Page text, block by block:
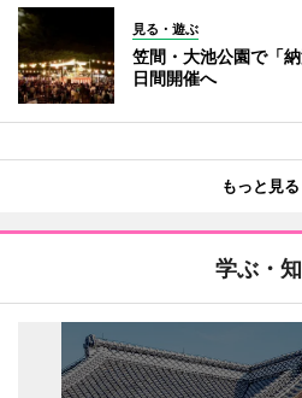
見る・遊ぶ
笠間・大池公園で「
日間開催へ
もっと見る
学ぶ・